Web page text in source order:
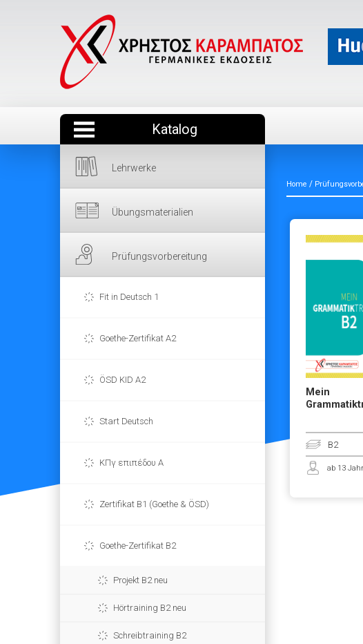
Katalog
Lehrwerke
Übungsmaterialien
Prüfungsvorbereitung
Fit in Deutsch 1
Goethe-Zertifikat A2
ÖSD KID A2
Start Deutsch
ΚΠγ επιπέδου Α
Zertifikat B1 (Goethe & ÖSD)
Goethe-Zertifikat B2
Projekt B2 neu
Hörtraining B2 neu
Schreibtraining B2
Home /
Mein
B2
ab 13